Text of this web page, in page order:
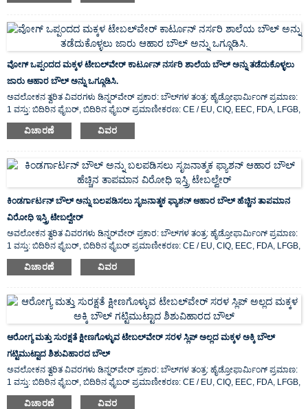
ವೋಗ್ ಒಪ್ಪಂದದ ಮಕ್ಕಳ ಟೇಬಲ್‌ವೇರ್ ಕಾರ್ಟೂನ್ ನರ್ಸರಿ ಶಾಲೆಯ ಬೌಲ್ ಅನ್ನು ತಡೆದುಕೊಳ್ಳಲು
ಜಾರು ಆಹಾರ ಬೌಲ್ ಅನ್ನು ಒಗ್ಗೂಡಿಸಿ.
ಅವಲೋಕನ ತ್ವರಿತ ವಿವರಗಳು ಡಿನ್ನರ್‌ವೇರ್ ಪ್ರಕಾರ: ಬೌಲ್‌ಗಳ ತಂತ್ರ: ಹೈಡ್ರೋಫಾರ್ಮಿಂಗ್ ಪ್ರಮಾಣ:
1 ವಸ್ತು: ಬಿದಿರಿನ ಫೈಬರ್, ಬಿದಿರಿನ ಫೈಬರ್ ಪ್ರಮಾಣೀಕರಣ: CE / EU, CIQ, EEC, FDA, LFGB,
SGS ವೈಶಿಷ್ಟ್ಯ: ಪರಿಸರ ಸ್ನೇಹಿ, ಮೂಲ ಸ್ಥಳ: ...
ವಿಚಾರಣೆ ವಿವರ
ಕಿಂಡರ್ಗಾರ್ಟನ್ ಬೌಲ್ ಅನ್ನು ಬಲಪಡಿಸಲು ಸೃಜನಾತ್ಮಕ ಫ್ಯಾಶನ್ ಆಹಾರ ಬೌಲ್ ಹೆಚ್ಚಿನ ತಾಪಮಾನ
ವಿರೋಧಿ ಇಸ್ತ್ರಿ ಟೇಬಲ್ವೇರ್
ಅವಲೋಕನ ತ್ವರಿತ ವಿವರಗಳು ಡಿನ್ನರ್‌ವೇರ್ ಪ್ರಕಾರ: ಬೌಲ್‌ಗಳ ತಂತ್ರ: ಹೈಡ್ರೋಫಾರ್ಮಿಂಗ್ ಪ್ರಮಾಣ:
1 ವಸ್ತು: ಬಿದಿರಿನ ಫೈಬರ್, ಬಿದಿರಿನ ಫೈಬರ್ ಪ್ರಮಾಣೀಕರಣ: CE / EU, CIQ, EEC, FDA, LFGB,
SGS ವೈಶಿಷ್ಟ್ಯ: ಪರಿಸರ ಸ್ನೇಹಿ, ಮೂಲ ಸ್ಥಳ: ...
ವಿಚಾರಣೆ ವಿವರ
ಆರೋಗ್ಯ ಮತ್ತು ಸುರಕ್ಷತೆ ಕ್ಷೀಣಗೊಳ್ಳುವ ಟೇಬಲ್‌ವೇರ್ ಸರಳ ಸ್ಲಿಪ್ ಅಲ್ಲದ ಮಕ್ಕಳ ಅಕ್ಕಿ ಬೌಲ್
ಗಟ್ಟಿಮುಟ್ಟಾದ ಶಿಶುವಿಹಾರದ ಬೌಲ್
ಅವಲೋಕನ ತ್ವರಿತ ವಿವರಗಳು ಡಿನ್ನರ್‌ವೇರ್ ಪ್ರಕಾರ: ಬೌಲ್‌ಗಳ ತಂತ್ರ: ಹೈಡ್ರೋಫಾರ್ಮಿಂಗ್ ಪ್ರಮಾಣ:
1 ವಸ್ತು: ಬಿದಿರಿನ ಫೈಬರ್, ಬಿದಿರಿನ ಫೈಬರ್ ಪ್ರಮಾಣೀಕರಣ: CE / EU, CIQ, EEC, FDA, LFGB,
SGS ವೈಶಿಷ್ಟ್ಯ: ಪರಿಸರ ಸ್ನೇಹಿ, ಮೂಲ ಸ್ಥಳ: ...
ವಿಚಾರಣೆ ವಿವರ